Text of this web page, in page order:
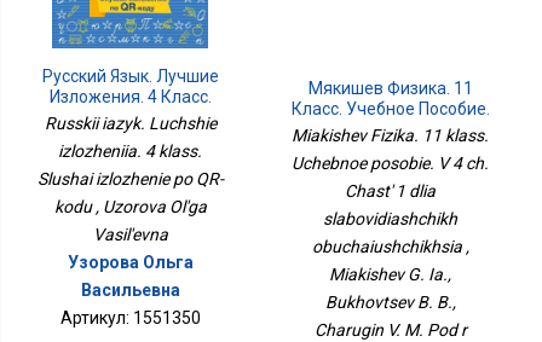
Русский Язык. Лучшие
Изложения. 4 Класс.
Слушай Изложение По
QR-Коду
Russkii iazyk. Luchshie
izlozheniia. 4 klass.
Slushai izlozhenie po QR-
kodu , Uzorova Ol'ga
Vasil'evna
Узорова Ольга
Васильевна
Артикул: 1551350
Мякишев Физика. 11
Класс. Учебное Пособие.
В 4 Ч. Часть 1 Для
Обучающихся
Miakishev Fizika. 11 klass.
Uchebnoe posobie. V 4 ch.
Chast' 1 dlia
slabovidiashchikh
obuchaiushchikhsia ,
Miakishev G. Ia.,
Bukhovtsev B. B.,
Charugin V. M. Pod r